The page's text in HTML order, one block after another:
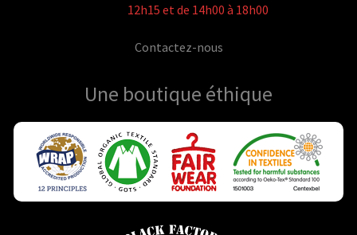
12h15 et de 14h00 à 18h00
Contactez-nous
Une boutique éthique